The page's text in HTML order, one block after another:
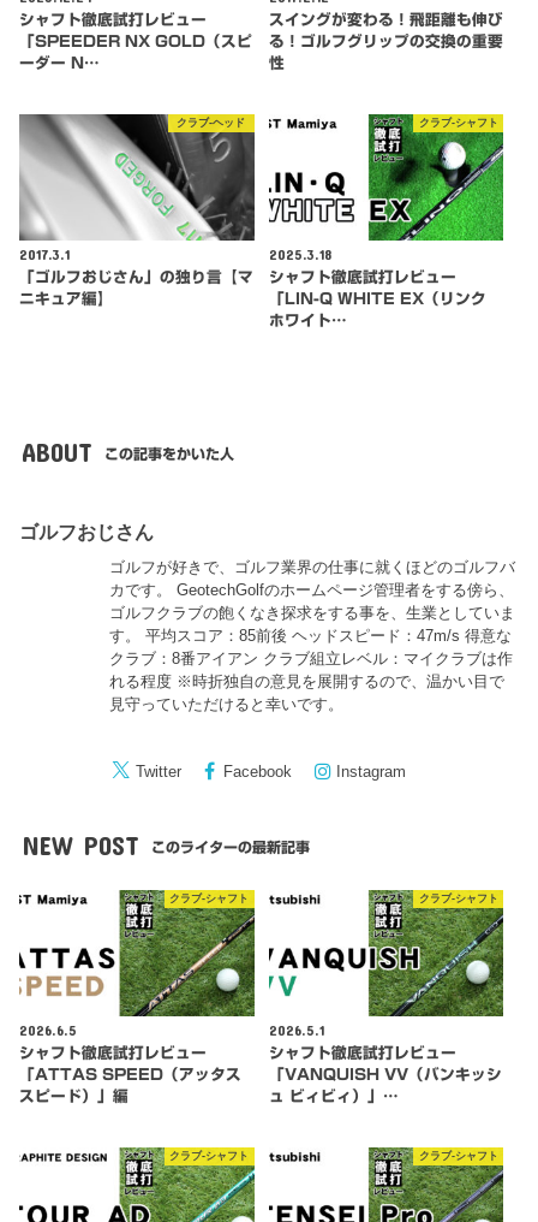
シャフト徹底試打レビュー
「SPEEDER NX GOLD（スピ
ーダー N…
スイングが変わる！飛距離も伸び
る！ゴルフグリップの交換の重要
性
クラブ-ヘッド
2017.3.1
「ゴルフおじさん」の独り言【マ
ニキュア編】
クラブ-シャフト
2025.3.18
シャフト徹底試打レビュー
「LIN-Q WHITE EX（リンク
ホワイト…
ABOUT この記事をかいた人
ゴルフおじさん
ゴルフが好きで、ゴルフ業界の仕事に就くほどのゴルフバ
カです。 GeotechGolfのホームページ管理者をする傍ら、
ゴルフクラブの飽くなき探求をする事を、生業としていま
す。 平均スコア：85前後 ヘッドスピード：47m/s 得意な
クラブ：8番アイアン クラブ組立レベル：マイクラブは作
れる程度 ※時折独自の意見を展開するので、温かい目で
見守っていただけると幸いです。
Twitter Facebook Instagram
NEW POST このライターの最新記事
クラブ-シャフト
2026.6.5
シャフト徹底試打レビュー
「ATTAS SPEED（アッタス
スピード）」編
クラブ-シャフト
2026.5.1
シャフト徹底試打レビュー
「VANQUISH VV（バンキッシ
ュ ビィビィ）」…
クラブ-シャフト クラブ-シャフト